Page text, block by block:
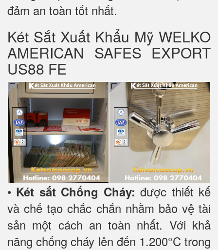
đảm an toàn tốt nhất.
Két Sắt Xuất Khẩu Mỹ WELKO
AMERICAN SAFES EXPORT
US88 FE
• Két sắt Chống Cháy: được thiết kế
và chế tạo chắc chắn nhằm bảo vệ tài
sản một cách an toàn nhất. Với khả
năng chống cháy lên đến 1.200°C trong